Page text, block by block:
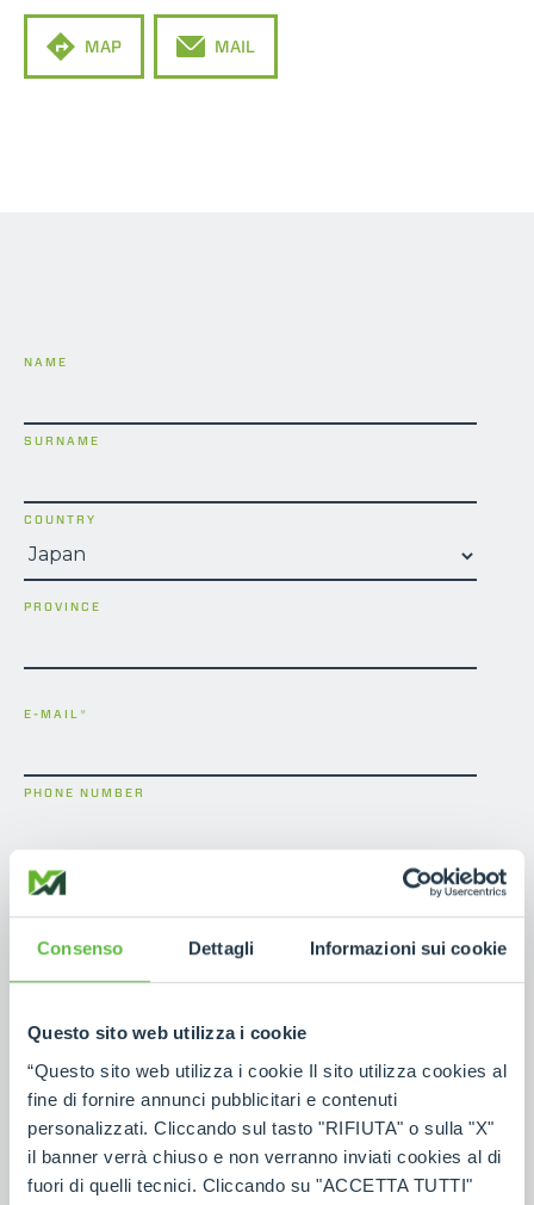
Consenso Dettagli Informazioni sui cookie
Questo sito web utilizza i cookie
“Questo sito web utilizza i cookie Il sito utilizza cookies al
fine di fornire annunci pubblicitari e contenuti
personalizzati. Cliccando sul tasto "RIFIUTA" o sulla "X"
il banner verrà chiuso e non verranno inviati cookies al di
fuori di quelli tecnici. Cliccando su "ACCETTA TUTTI"
MAP MAIL
NAME
SURNAME
COUNTRY
PROVINCE
E-MAIL*
PHONE NUMBER
NOTE
with Article 13 of the EU Regulation 2016/679
GDPR.*